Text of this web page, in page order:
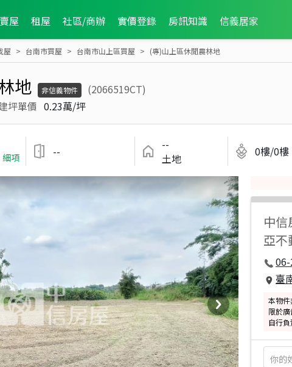
賣屋 租屋 社區/商辦 實價登錄 房訊知識 信義居家
屋 台南市買屋 台南市山上區買屋 (專)山上區休閒農林地
地 非信義物件
(2066519CT)
坪單價 0.23萬/坪
細項 --
--
土地
0樓/0樓
中信
亞不
臺
本物
限於
自行